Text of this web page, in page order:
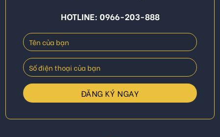
HOTLINE: 0966-203-888